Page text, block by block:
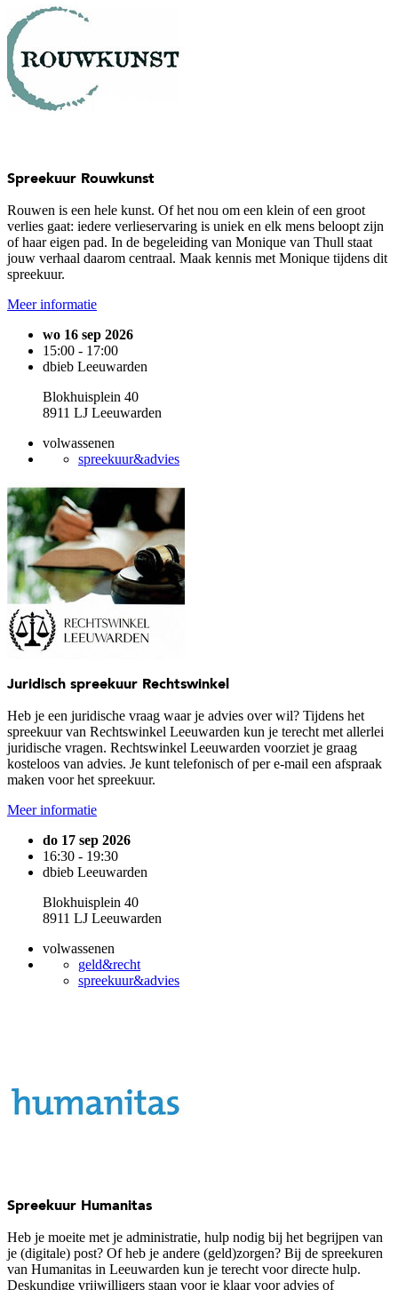
Spreekuur Rouwkunst
Rouwen is een hele kunst. Of het nou om een klein of een groot
verlies gaat: iedere verlieservaring is uniek en elk mens beloopt zijn
of haar eigen pad. In de begeleiding van Monique van Thull staat
jouw verhaal daarom centraal. Maak kennis met Monique tijdens dit
spreekuur.
Meer informatie
wo 16 sep 2026
15:00 - 17:00
dbieb Leeuwarden
Blokhuisplein 40
8911 LJ Leeuwarden
volwassenen
spreekuur&advies
Juridisch spreekuur Rechtswinkel
Heb je een juridische vraag waar je advies over wil? Tijdens het
spreekuur van Rechtswinkel Leeuwarden kun je terecht met allerlei
juridische vragen. Rechtswinkel Leeuwarden voorziet je graag
kosteloos van advies. Je kunt telefonisch of per e-mail een afspraak
maken voor het spreekuur.
Meer informatie
do 17 sep 2026
16:30 - 19:30
dbieb Leeuwarden
Blokhuisplein 40
8911 LJ Leeuwarden
volwassenen
geld&recht
spreekuur&advies
Spreekuur Humanitas
Heb je moeite met je administratie, hulp nodig bij het begrijpen van
je (digitale) post? Of heb je andere (geld)zorgen? Bij de spreekuren
van Humanitas in Leeuwarden kun je terecht voor directe hulp.
Deskundige vrijwilligers staan voor je klaar voor advies of